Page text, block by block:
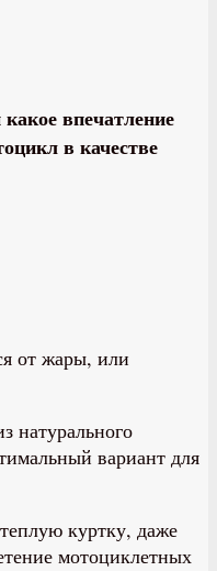
впечатление
в качестве
от жары, или
натурального
вариант для
куртку, даже
мотоциклетных